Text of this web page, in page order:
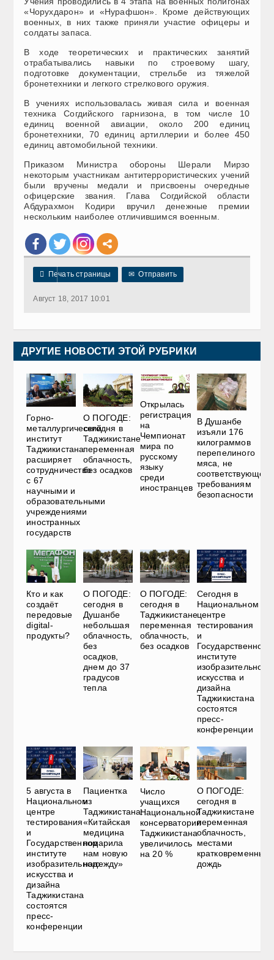
«Чорухдарон» и «Нурафшон». Кроме действующих
военных, в них также приняли участие офицеры и
солдаты запаса.
В ходе теоретических и практических занятий
отрабатывались навыки по строевому шагу,
подготовке документации, стрельбе из тяжелой
бронетехники и легкого стрелкового оружия.
В учениях использовалась живая сила и военная
техника Согдийского гарнизона, в том числе 10
единиц военной авиации, около 200 единиц
бронетехники, 70 единиц артиллерии и более 450
единиц автомобильной техники.
Приказом Министра обороны Шерали Мирзо
некоторым участникам антитеррористических учений
были вручены медали и присвоены очередные
офицерские звания. Глава Согдийской области
Абдурахмон Кодири вручил денежные премии
нескольким наиболее отличившимся военным.
 Печать страницы ✉ Отправить
Август 18, 2017 10:01
ДРУГИЕ НОВОСТИ ЭТОЙ РУБРИКИ
Горно-
металлургический
институт
Таджикистана
расширяет
сотрудничество
с 67
научными и
образовательными
учреждениями
иностранных
государств
О ПОГОДЕ:
сегодня в
Таджикистане
переменная
облачность,
без осадков
Открылась
регистрация
на
Чемпионат
мира по
русскому
языку
среди
иностранцев
В Душанбе
изъяли 176
килограммов
перепелиного
мяса, не
соответствующего
требованиям
безопасности
Кто и как
создаёт
передовые
digital-
продукты?
О ПОГОДЕ:
сегодня в
Душанбе
небольшая
облачность,
без
осадков,
днем до 37
градусов
тепла
О ПОГОДЕ:
сегодня в
Таджикистане
переменная
облачность,
без осадков
Сегодня в
Национальном
центре
тестирования
и
Государственном
институте
изобразительного
искусства и
дизайна
Таджикистана
состоятся
пресс-
конференции
5 августа в
Национальном
центре
тестирования
и
Государственном
институте
изобразительного
искусства и
дизайна
Таджикистана
состоятся
пресс-
конференции
Пациентка
из
Таджикистана:
«Китайская
медицина
подарила
нам новую
надежду»
Число
учащихся
Национальной
консерватории
Таджикистана
увеличилось
на 20 %
О ПОГОДЕ:
сегодня в
Таджикистане
переменная
облачность,
местами
кратковременный
дождь